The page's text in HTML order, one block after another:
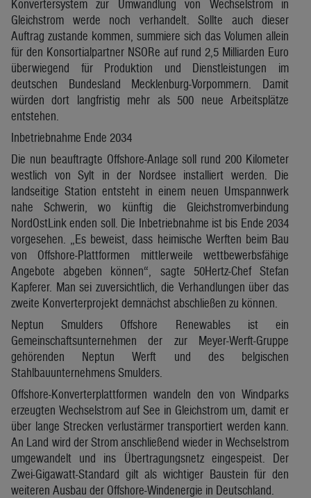
Konvertersystem zur Umwandlung von Wechselstrom in
Gleichstrom werde noch verhandelt. Sollte auch dieser
Auftrag zustande kommen, summiere sich das Volumen allein
für den Konsortialpartner NSORe auf rund 2,5 Milliarden Euro
überwiegend für Produktion und Dienstleistungen im
deutschen Bundesland Mecklenburg-Vorpommern. Damit
würden dort langfristig mehr als 500 neue Arbeitsplätze
entstehen.
Inbetriebnahme Ende 2034
Die nun beauftragte Offshore-Anlage soll rund 200 Kilometer
westlich von Sylt in der Nordsee installiert werden. Die
landseitige Station entsteht in einem neuen Umspannwerk
nahe Schwerin, wo künftig die Gleichstromverbindung
NordOstLink enden soll. Die Inbetriebnahme ist bis Ende 2034
vorgesehen. „Es beweist, dass heimische Werften beim Bau
von Offshore-Plattformen mittlerweile wettbewerbsfähige
Angebote abgeben können“, sagte 50Hertz-Chef Stefan
Kapferer. Man sei zuversichtlich, die Verhandlungen über das
zweite Konverterprojekt demnächst abschließen zu können.
Neptun Smulders Offshore Renewables ist ein
Gemeinschaftsunternehmen der zur Meyer-Werft-Gruppe
gehörenden Neptun Werft und des belgischen
Stahlbauunternehmens Smulders.
Offshore-Konverterplattformen wandeln den von Windparks
erzeugten Wechselstrom auf See in Gleichstrom um, damit er
über lange Strecken verlustärmer transportiert werden kann.
An Land wird der Strom anschließend wieder in Wechselstrom
umgewandelt und ins Übertragungsnetz eingespeist. Der
Zwei-Gigawatt-Standard gilt als wichtiger Baustein für den
weiteren Ausbau der Offshore-Windenergie in Deutschland.